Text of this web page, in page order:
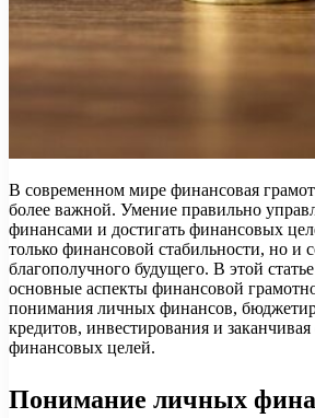
В современном мире финансовая
более важной. Умение правильно
финансами и достигать финансовых
только финансовой стабильности, но и
благополучного будущего. В этой
основные аспекты финансовой
понимания личных финансов,
кредитов, инвестирования и
финансовых целей.
Понимание личных